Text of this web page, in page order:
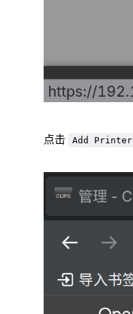
点击 Add Printer